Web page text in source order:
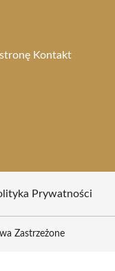
Kontakt
Prywatności
Zastrzeżone